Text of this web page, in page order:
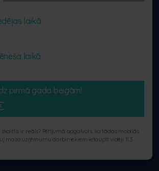
laikā
laikā
pirmā gada beigām!
skaitlis ir reāls? Pētījumā apgalvots, ka tādas mobilās
mazo uzņēmumu darbiniekiem ietaupīt vidēji 11,3